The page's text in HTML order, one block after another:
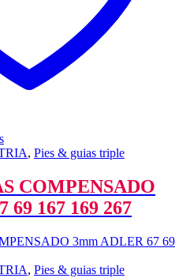
, Pies & guias triple
COMPENSADO
69 167 169 267
, Pies & guias triple